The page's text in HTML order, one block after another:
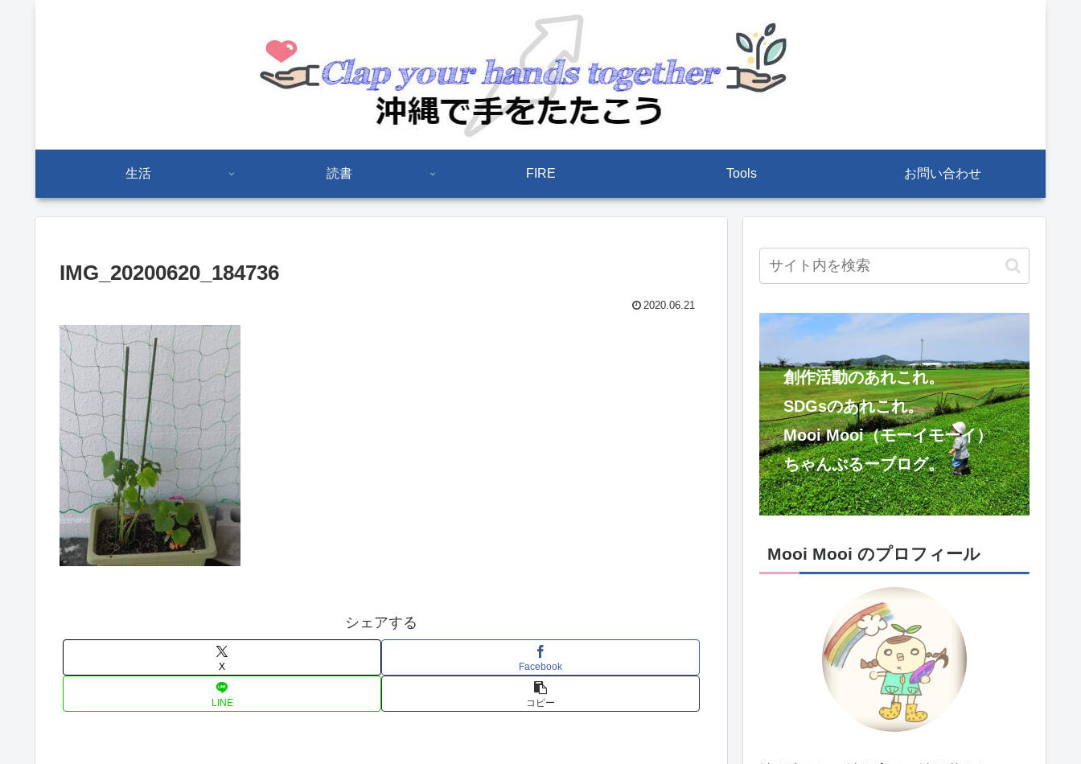
生活 読書 FIRE Tools お問い合わせ
IMG_20200620_184736
2020.06.21
シェアする
X Facebook
LINE コピー
創作活動のあれこれ。
SDGsのあれこれ。
Mooi Mooi（モーイモーイ）
ちゃんぷるーブログ。
Mooi Mooi のプロフィール